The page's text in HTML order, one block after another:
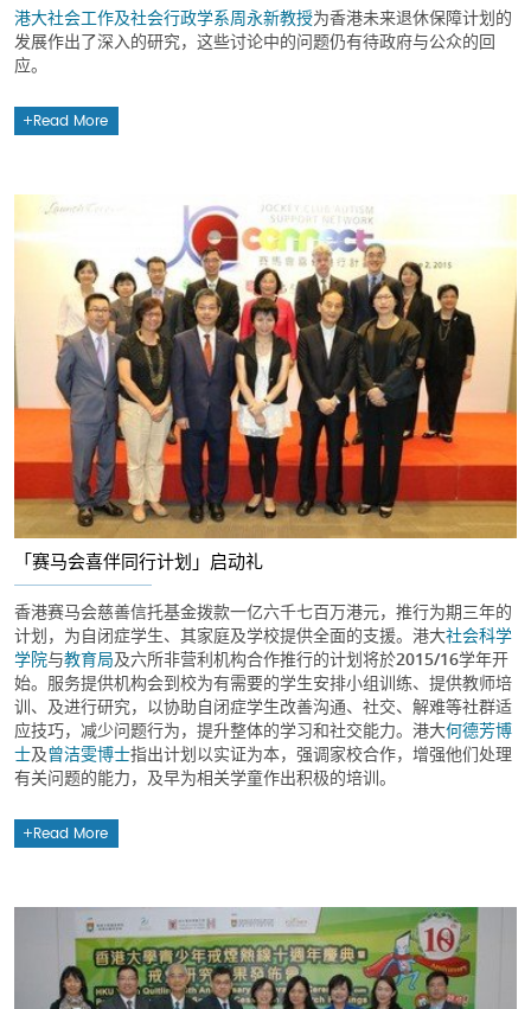
港大社会工作及社会行政学系周永新教授为香港未来退休保障计划的
发展作出了深入的研究，这些讨论中的问题仍有待政府与公众的回
应。
Read More
「赛马会喜伴同行计划」启动礼
香港赛马会慈善信托基金拨款一亿六千七百万港元，推行为期三年的
计划，为自闭症学生、其家庭及学校提供全面的支援。港大社会科学
学院与教育局及六所非营利机构合作推行的计划将於2015/16学年开
始。服务提供机构会到校为有需要的学生安排小组训练、提供教师培
训、及进行研究，以协助自闭症学生改善沟通、社交、解难等社群适
应技巧，减少问题行为，提升整体的学习和社交能力。港大何德芳博
士及曾洁雯博士指出计划以实证为本，强调家校合作，增强他们处理
有关问题的能力，及早为相关学童作出积极的培训。
Read More